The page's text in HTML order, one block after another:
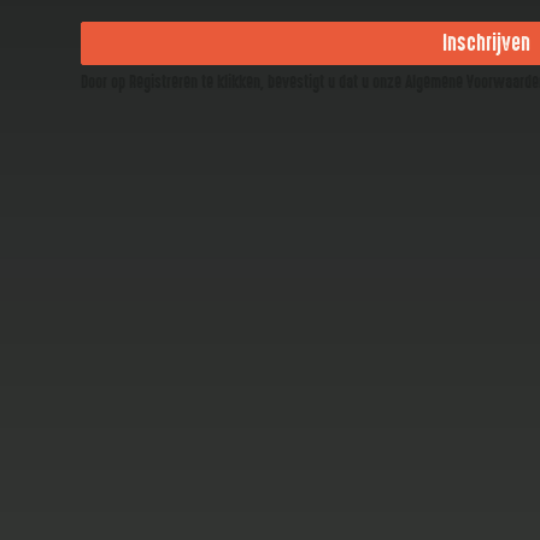
Inschrijven